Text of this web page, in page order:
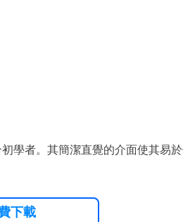
學者。其簡潔直覺的介面使其易
下載